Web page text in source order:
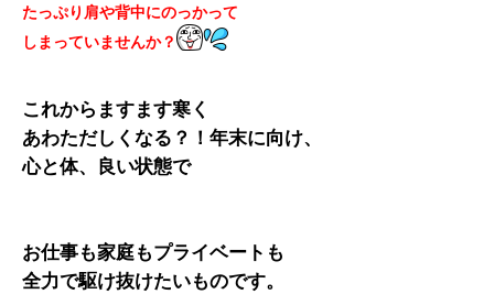
たっぷり肩や背中にのっかって
しまっていませんか？
これからますます寒く
あわただしくなる？！年末に向け、
心と体、良い状態で
お仕事も家庭もプライベートも
全力で駆け抜けたいものです。